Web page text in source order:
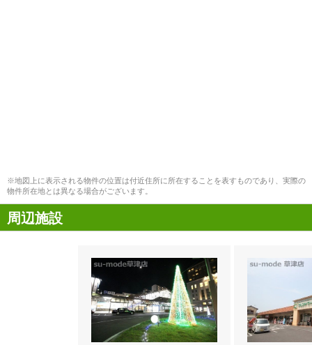
※地図上に表示される物件の位置は付近住所に所在することを表すものであり、実際の
物件所在地とは異なる場合がございます。
周辺施設